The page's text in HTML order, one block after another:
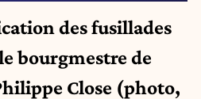
des fusillades
bourgmestre de
Close (photo,